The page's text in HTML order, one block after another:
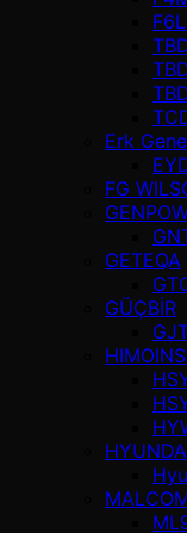
Erk
FG
GETEQA
GÜÇBİR